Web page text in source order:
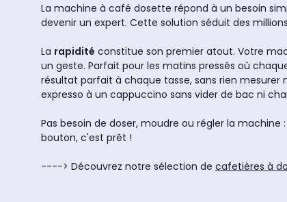
La machine à café dosette répond à un besoin
devenir un expert. Cette solution séduit des
La rapidité constitue son premier atout. Votre
un geste. Parfait pour les matins pressés où
résultat parfait à chaque tasse, sans rien mesurer
expresso à un cappuccino sans vider de bac ni
Pas besoin de doser, moudre ou régler la
bouton, c'est prêt !
----> Découvrez notre sélection de cafetières à